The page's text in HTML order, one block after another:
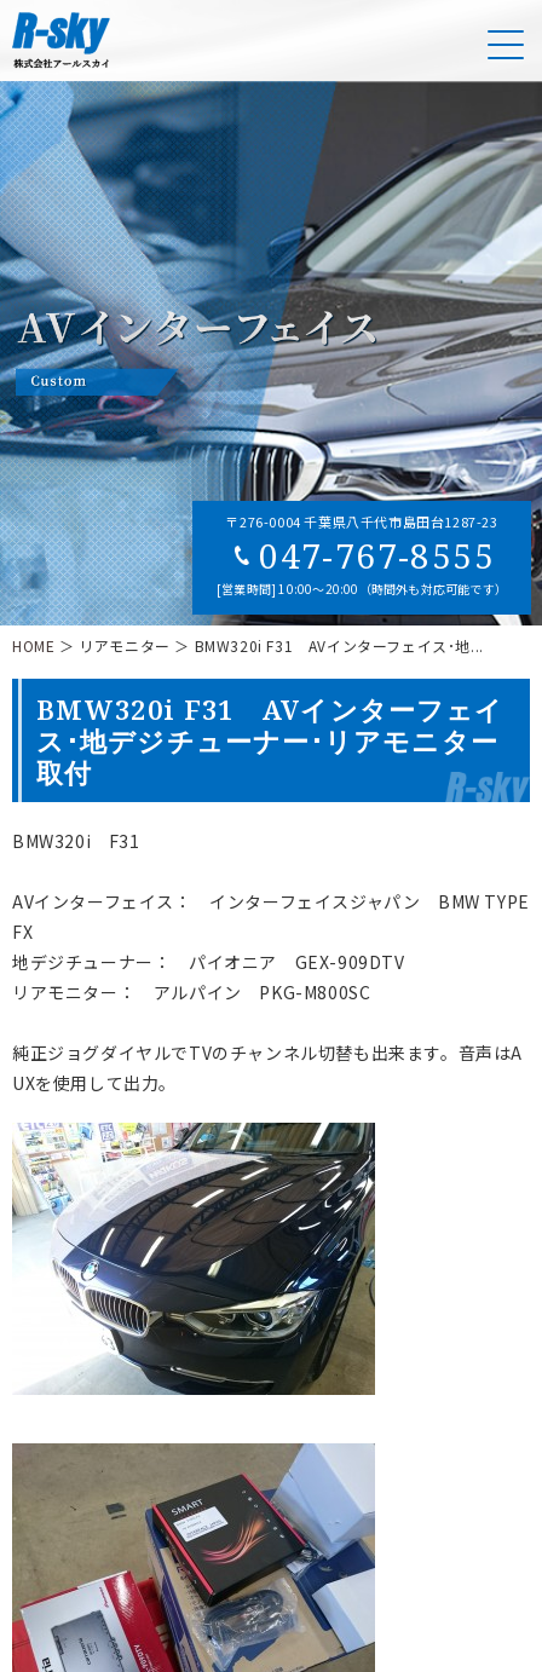
〒276-0004 千葉県八千代市島田台1287-23
047-767-8555
[営業時間] 10:00～20:00（時間外も対応可能です）
HOME ＞ リアモニター ＞ BMW320i F31 AVインターフェイス･地...
BMW320i F31 AVインターフェイ
ス･地デジチューナー･リアモニター
取付
BMW320i F31
AVインターフェイス： インターフェイスジャパン BMW TYPE
FX
地デジチューナー： パイオニア GEX-909DTV
リアモニター： アルパイン PKG-M800SC
純正ジョグダイヤルでTVのチャンネル切替も出来ます。音声はA
UXを使用して出力。